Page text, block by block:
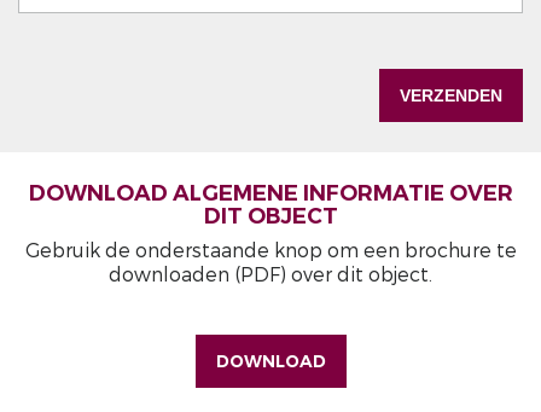
DOWNLOAD ALGEMENE INFORMATIE OVER
DIT OBJECT
Gebruik de onderstaande knop om een brochure te
downloaden (PDF) over dit object.
DOWNLOAD